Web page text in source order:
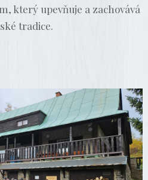
který upevňuje a zachovává
tradice.